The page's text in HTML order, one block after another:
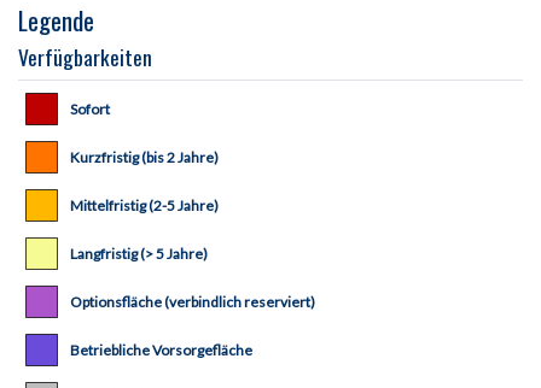
Legende
Verfügbarkeiten
Sofort
Kurzfristig (bis 2 Jahre)
Mittelfristig (2-5 Jahre)
Langfristig (> 5 Jahre)
Optionsfläche (verbindlich reserviert)
Betriebliche Vorsorgefläche